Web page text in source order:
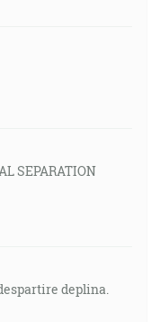
SEPARATION
deplina.